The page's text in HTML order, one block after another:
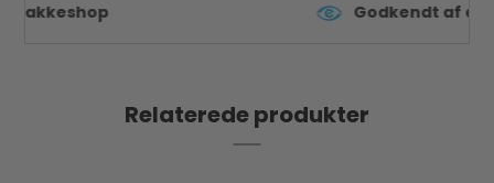
Godkendt af e-mærket
Relaterede produkter